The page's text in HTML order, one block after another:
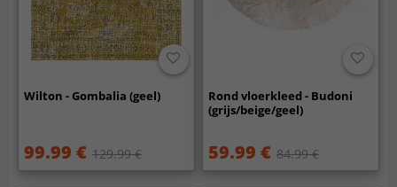
Wilton - Gombalia (geel)
99.99 € 129.99 €
Rond vloerkleed - Budoni
(grijs/beige/geel)
59.99 € 84.99 €